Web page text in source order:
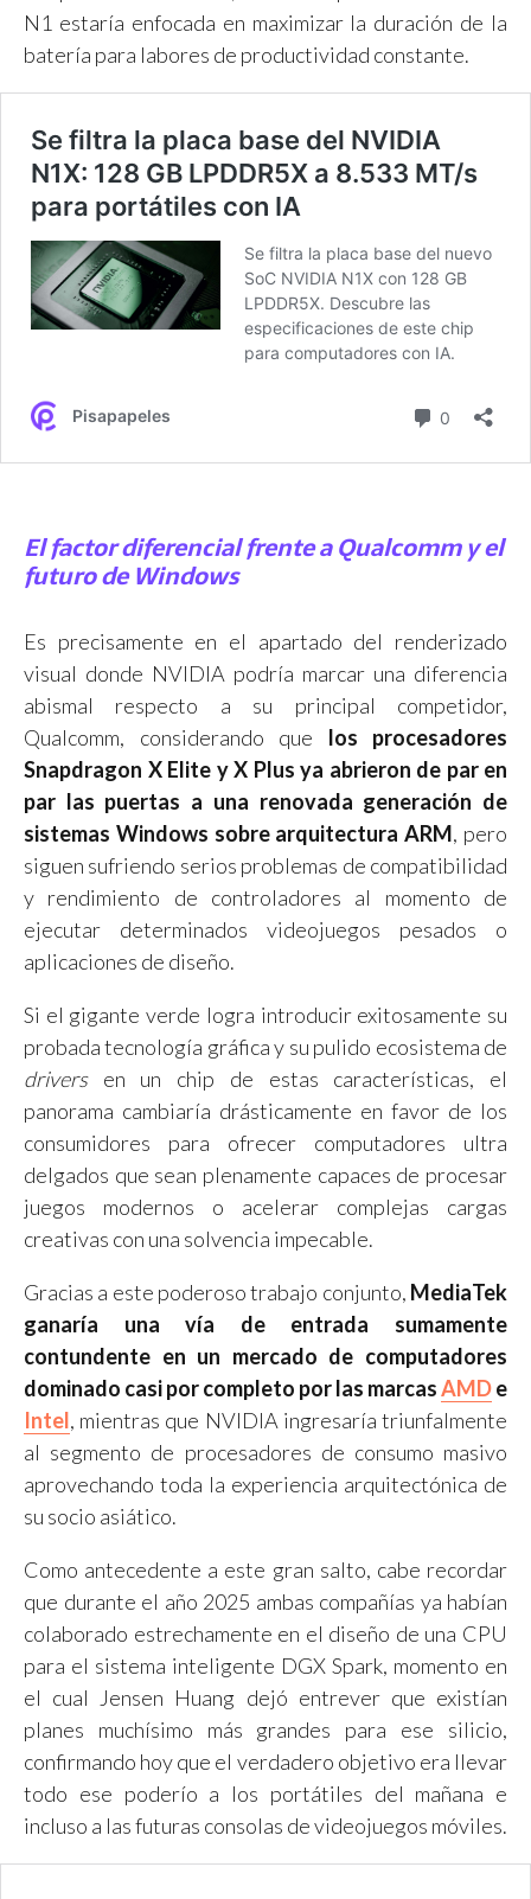
N1 estaría enfocada en maximizar la duración de la
batería para labores de productividad constante.
El factor diferencial frente a Qualcomm y el
futuro de Windows
Es precisamente en el apartado del renderizado
visual donde NVIDIA podría marcar una diferencia
abismal respecto a su principal competidor,
Qualcomm, considerando que los procesadores
Snapdragon X Elite y X Plus ya abrieron de par en
par las puertas a una renovada generación de
sistemas Windows sobre arquitectura ARM, pero
siguen sufriendo serios problemas de compatibilidad
y rendimiento de controladores al momento de
ejecutar determinados videojuegos pesados o
aplicaciones de diseño.
Si el gigante verde logra introducir exitosamente su
probada tecnología gráfica y su pulido ecosistema de
driversen un chip de estas características, el
panorama cambiaría drásticamente en favor de los
consumidores para ofrecer computadores ultra
delgados que sean plenamente capaces de procesar
juegos modernos o acelerar complejas cargas
creativas con una solvencia impecable.
Gracias a este poderoso trabajo conjunto, MediaTek
ganaría una vía de entrada sumamente
contundente en un mercado de computadores
dominado casi por completo por las marcasAMDe
Intel, mientras que NVIDIA ingresaría triunfalmente
al segmento de procesadores de consumo masivo
aprovechando toda la experiencia arquitectónica de
su socio asiático.
Como antecedente a este gran salto, cabe recordar
que durante el año 2025 ambas compañías ya habían
colaborado estrechamente en el diseño de una CPU
para el sistema inteligente DGX Spark, momento en
el cual Jensen Huang dejó entrever que existían
planes muchísimo más grandes para ese silicio,
confirmando hoy que el verdadero objetivo era llevar
todo ese poderío a los portátiles del mañana e
incluso a las futuras consolas de videojuegos móviles.